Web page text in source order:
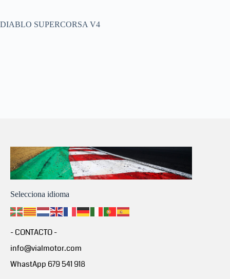
DIABLO SUPERCORSA V4
Selecciona idioma
- CONTACTO -
info@vialmotor.com
WhastApp 679 541 918